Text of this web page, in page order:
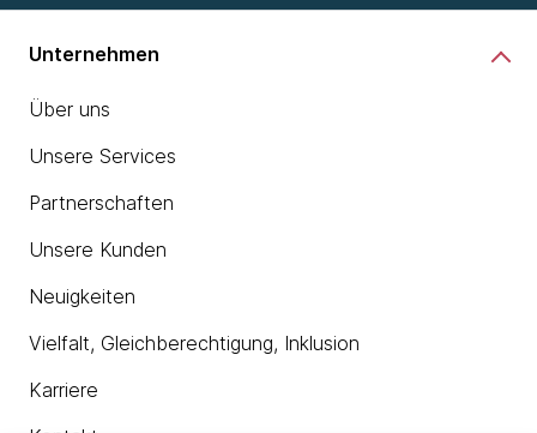
Unternehmen
Über uns
Unsere Services
Partnerschaften
Unsere Kunden
Neuigkeiten
Vielfalt, Gleichberechtigung, Inklusion
Karriere